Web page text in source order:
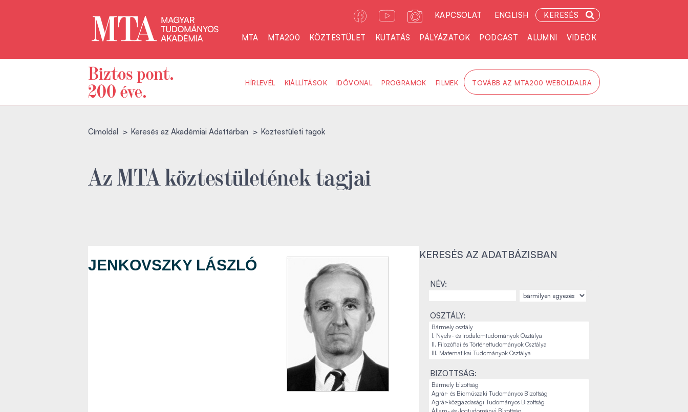
KAPCSOLAT ENGLISH KERESÉS
MTA MTA200 KÖZTESTÜLET KUTATÁS PÁLYÁZATOK PODCAST ALUMNI VIDEÓK
HÍRLEVÉL KIÁLLÍTÁSOK IDŐVONAL PROGRAMOK FILMEK TOVÁBB AZ MTA200 WEBOLDALRA
Címoldal Keresés az Akadémiai Adattárban Köztestületi tagok
Az MTA köztestületének tagjai
JENKOVSZKY LÁSZLÓ
KERESÉS AZ ADATBÁZISBAN
NÉV:
OSZTÁLY:
BIZOTTSÁG: